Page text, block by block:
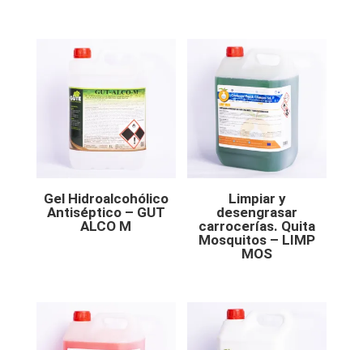
Gel Hidroalcohólico
Antiséptico – GUT
ALCO M
Limpiar y
desengrasar
carrocerías. Quita
Mosquitos – LIMP
MOS